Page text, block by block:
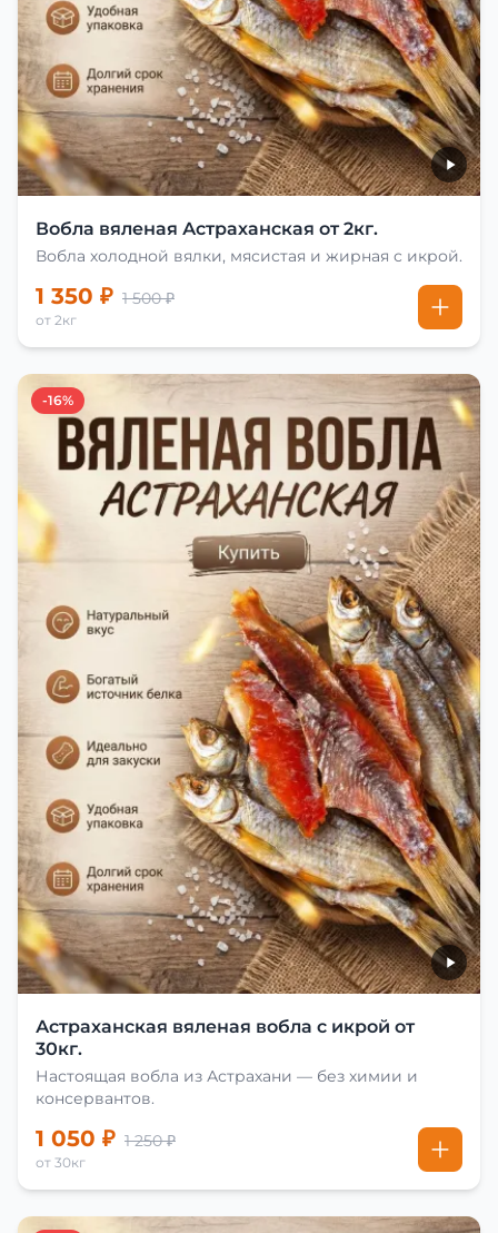
Вобла вяленая Астраханская от 2кг.
Вобла холодной вялки, мясистая и жирная с икрой.
1 350 ₽ 1 500 ₽
от 2кг
-16%
Астраханская вяленая вобла с икрой от
30кг.
Настоящая вобла из Астрахани — без химии и
консервантов.
1 050 ₽ 1 250 ₽
от 30кг